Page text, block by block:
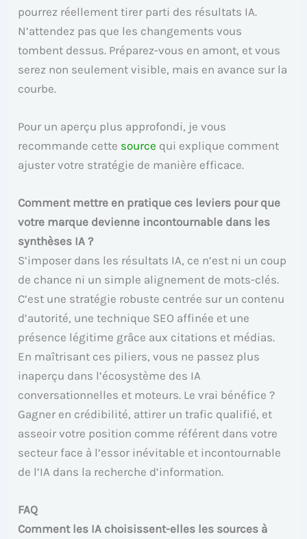
pourrez réellement tirer parti des résultats IA.
N’attendez pas que les changements vous
tombent dessus. Préparez-vous en amont, et vous
serez non seulement visible, mais en avance sur la
courbe.
Pour un aperçu plus approfondi, je vous
recommande cette source qui explique comment
ajuster votre stratégie de manière efficace.
Comment mettre en pratique ces leviers pour que
votre marque devienne incontournable dans les
synthèses IA ?
S’imposer dans les résultats IA, ce n’est ni un coup
de chance ni un simple alignement de mots-clés.
C’est une stratégie robuste centrée sur un contenu
d’autorité, une technique SEO affinée et une
présence légitime grâce aux citations et médias.
En maîtrisant ces piliers, vous ne passez plus
inaperçu dans l’écosystème des IA
conversationnelles et moteurs. Le vrai bénéfice ?
Gagner en crédibilité, attirer un trafic qualifié, et
asseoir votre position comme référent dans votre
secteur face à l’essor inévitable et incontournable
de l’IA dans la recherche d’information.
FAQ
Comment les IA choisissent-elles les sources à